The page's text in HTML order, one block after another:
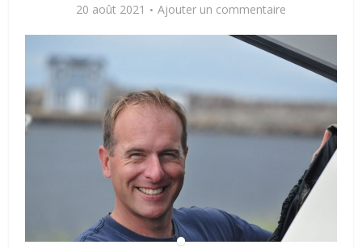
20 août 2021 Ajouter un commentaire